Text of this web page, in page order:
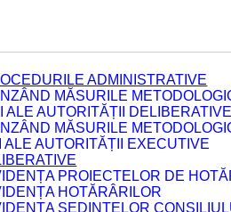
ADMINISTRATIVE
MĂSURILE
AUTORITĂȚII DELIBERATIVE
MĂSURILE
AUTORITĂȚII EXECUTIVE
PROIECTELOR DE
HOTĂRÂRILOR
ȘEDINȚELOR